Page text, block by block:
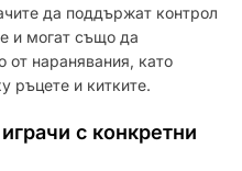
да поддържат контрол
и могат също да
от наранявания, като
ръцете и китките.
с конкретни